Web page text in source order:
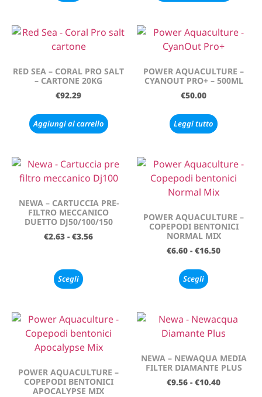
RED SEA – CORAL PRO SALT
– CARTONE 20KG
€92.29
Aggiungi al carrello
POWER AQUACULTURE –
CYANOUT PRO+ – 500ML
€50.00
Leggi tutto
NEWA – CARTUCCIA PRE-
FILTRO MECCANICO
DUETTO DJ50/100/150
€2.63 - €3.56
Scegli
POWER AQUACULTURE –
COPEPODI BENTONICI
NORMAL MIX
€6.60 - €16.50
Scegli
POWER AQUACULTURE –
COPEPODI BENTONICI
APOCALYPSE MIX
NEWA – NEWAQUA MEDIA
FILTER DIAMANTE PLUS
€9.56 - €10.40